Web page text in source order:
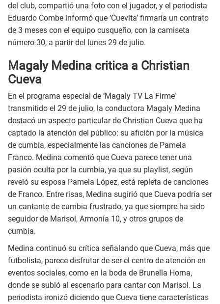
del club, compartió una foto con el jugador, y el periodista
Eduardo Combe informó que ‘Cuevita’ firmaría un contrato
de 3 meses con el equipo cusqueño, con la camiseta
número 30, a partir del lunes 29 de julio.
Magaly Medina critica a Christian
Cueva
En el programa especial de ‘Magaly TV La Firme’
transmitido el 29 de julio, la conductora Magaly Medina
destacó un aspecto particular de Christian Cueva que ha
captado la atención del público: su afición por la música
de cumbia, especialmente las canciones de Pamela
Franco. Medina comentó que Cueva parece tener una
pasión oculta por la cumbia, ya que su playlist, según
reveló su esposa Pamela López, está repleta de canciones
de Franco. Entre risas, Medina sugirió que Cueva podría ser
un cantante de cumbia frustrado, ya que siempre ha sido
seguidor de Marisol, Armonía 10, y otros grupos de
cumbia.
Medina continuó su crítica señalando que Cueva, más que
futbolista, parece disfrutar de ser el centro de atención en
eventos sociales, como en la boda de Brunella Horna,
donde se subió al escenario para cantar con Marisol. La
periodista ironizó diciendo que Cueva tiene características